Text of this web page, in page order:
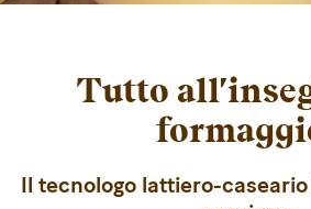
Tutto
Il tecnologo lattiero-